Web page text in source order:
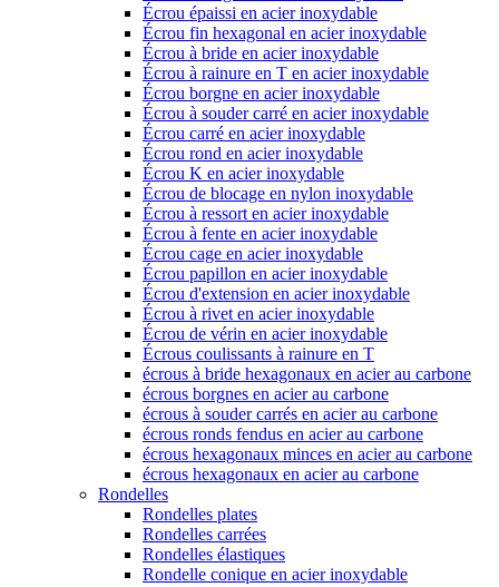
Écrou épaissi en acier inoxydable
Écrou fin hexagonal en acier inoxydable
Écrou à bride en acier inoxydable
Écrou à rainure en T en acier inoxydable
Écrou borgne en acier inoxydable
Écrou à souder carré en acier inoxydable
Écrou carré en acier inoxydable
Écrou rond en acier inoxydable
Écrou K en acier inoxydable
Écrou de blocage en nylon inoxydable
Écrou à ressort en acier inoxydable
Écrou à fente en acier inoxydable
Écrou cage en acier inoxydable
Écrou papillon en acier inoxydable
Écrou d'extension en acier inoxydable
Écrou à rivet en acier inoxydable
Écrou de vérin en acier inoxydable
Écrous coulissants à rainure en T
écrous à bride hexagonaux en acier au carbone
écrous borgnes en acier au carbone
écrous à souder carrés en acier au carbone
écrous ronds fendus en acier au carbone
écrous hexagonaux minces en acier au carbone
écrous hexagonaux en acier au carbone
Rondelles
Rondelles plates
Rondelles carrées
Rondelles élastiques
Rondelle conique en acier inoxydable